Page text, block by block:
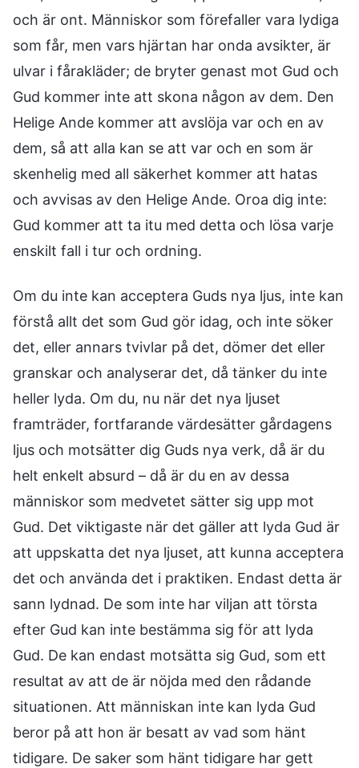
och är ont. Människor som förefaller vara lydiga
som får, men vars hjärtan har onda avsikter, är
ulvar i fårakläder; de bryter genast mot Gud och
Gud kommer inte att skona någon av dem. Den
Helige Ande kommer att avslöja var och en av
dem, så att alla kan se att var och en som är
skenhelig med all säkerhet kommer att hatas
och avvisas av den Helige Ande. Oroa dig inte:
Gud kommer att ta itu med detta och lösa varje
enskilt fall i tur och ordning.
Om du inte kan acceptera Guds nya ljus, inte kan
förstå allt det som Gud gör idag, och inte söker
det, eller annars tvivlar på det, dömer det eller
granskar och analyserar det, då tänker du inte
heller lyda. Om du, nu när det nya ljuset
framträder, fortfarande värdesätter gårdagens
ljus och motsätter dig Guds nya verk, då är du
helt enkelt absurd – då är du en av dessa
människor som medvetet sätter sig upp mot
Gud. Det viktigaste när det gäller att lyda Gud är
att uppskatta det nya ljuset, att kunna acceptera
det och använda det i praktiken. Endast detta är
sann lydnad. De som inte har viljan att törsta
efter Gud kan inte bestämma sig för att lyda
Gud. De kan endast motsätta sig Gud, som ett
resultat av att de är nöjda med den rådande
situationen. Att människan inte kan lyda Gud
beror på att hon är besatt av vad som hänt
tidigare. De saker som hänt tidigare har gett